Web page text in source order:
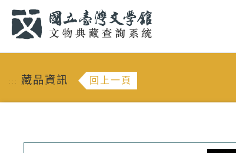
::: 藏品資訊 回上一頁